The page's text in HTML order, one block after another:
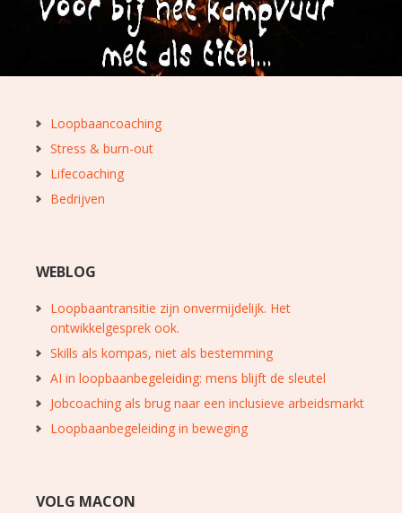
Loopbaancoaching
Stress & burn-out
Lifecoaching
Bedrijven
WEBLOG
Loopbaantransitie zijn onvermijdelijk. Het
ontwikkelgesprek ook.
Skills als kompas, niet als bestemming
AI in loopbaanbegeleiding: mens blijft de sleutel
Jobcoaching als brug naar een inclusieve arbeidsmarkt
Loopbaanbegeleiding in beweging
VOLG MACON